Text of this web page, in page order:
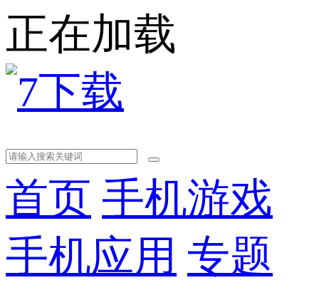
正在加载
首页 手机游戏
手机应用 专题